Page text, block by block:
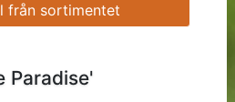
Paradise'
från sortimentet